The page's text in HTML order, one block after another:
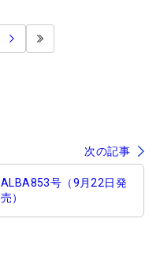
次の記事
ALBA853号（9月22日発
売）